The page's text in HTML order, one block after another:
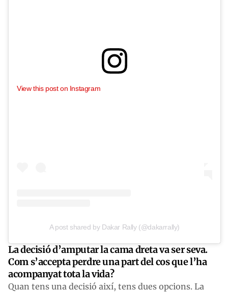
View this post on Instagram
A post shared by Dakar Rally (@dakarrally)
La decisió d’amputar la cama dreta va ser seva.
Com s’accepta perdre una part del cos que l’ha
acompanyat tota la vida?
Quan tens una decisió així, tens dues opcions. La